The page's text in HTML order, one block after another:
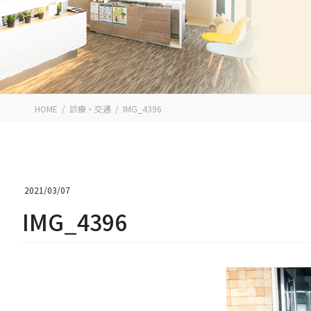
HOME 診療・交通 IMG_4396
2021/03/07
IMG_4396